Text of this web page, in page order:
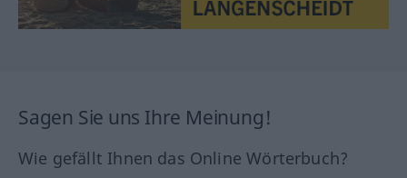
Sagen Sie uns Ihre Meinung!
Wie gefällt Ihnen das Online Wörterbuch?